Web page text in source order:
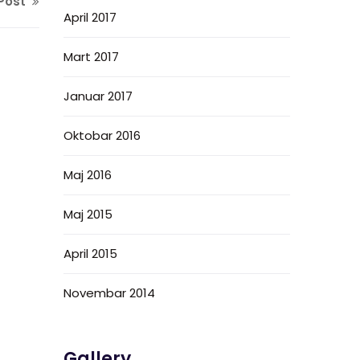
April 2017
Mart 2017
Januar 2017
Oktobar 2016
Maj 2016
Maj 2015
April 2015
Novembar 2014